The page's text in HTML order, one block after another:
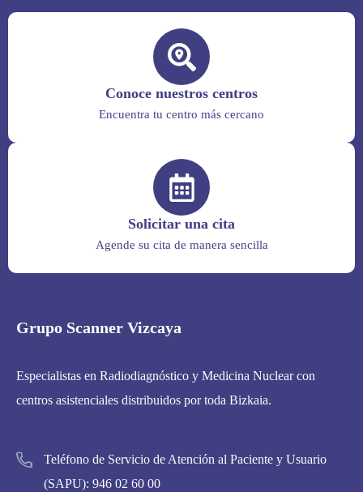
Conoce nuestros centros
Encuentra tu centro más cercano
Solicitar una cita
Agende su cita de manera sencilla
Grupo Scanner Vizcaya
Especialistas en Radiodiagnóstico y Medicina Nuclear con
centros asistenciales distribuidos por toda Bizkaia.
Teléfono de Servicio de Atención al Paciente y Usuario
(SAPU): 946 02 60 00